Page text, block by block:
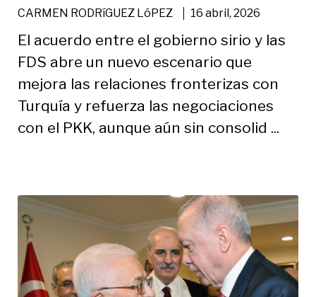
CARMEN RODRíGUEZ LóPEZ | 16 abril, 2026
El acuerdo entre el gobierno sirio y las
FDS abre un nuevo escenario que
mejora las relaciones fronterizas con
Turquía y refuerza las negociaciones
con el PKK, aunque aún sin consolid ...